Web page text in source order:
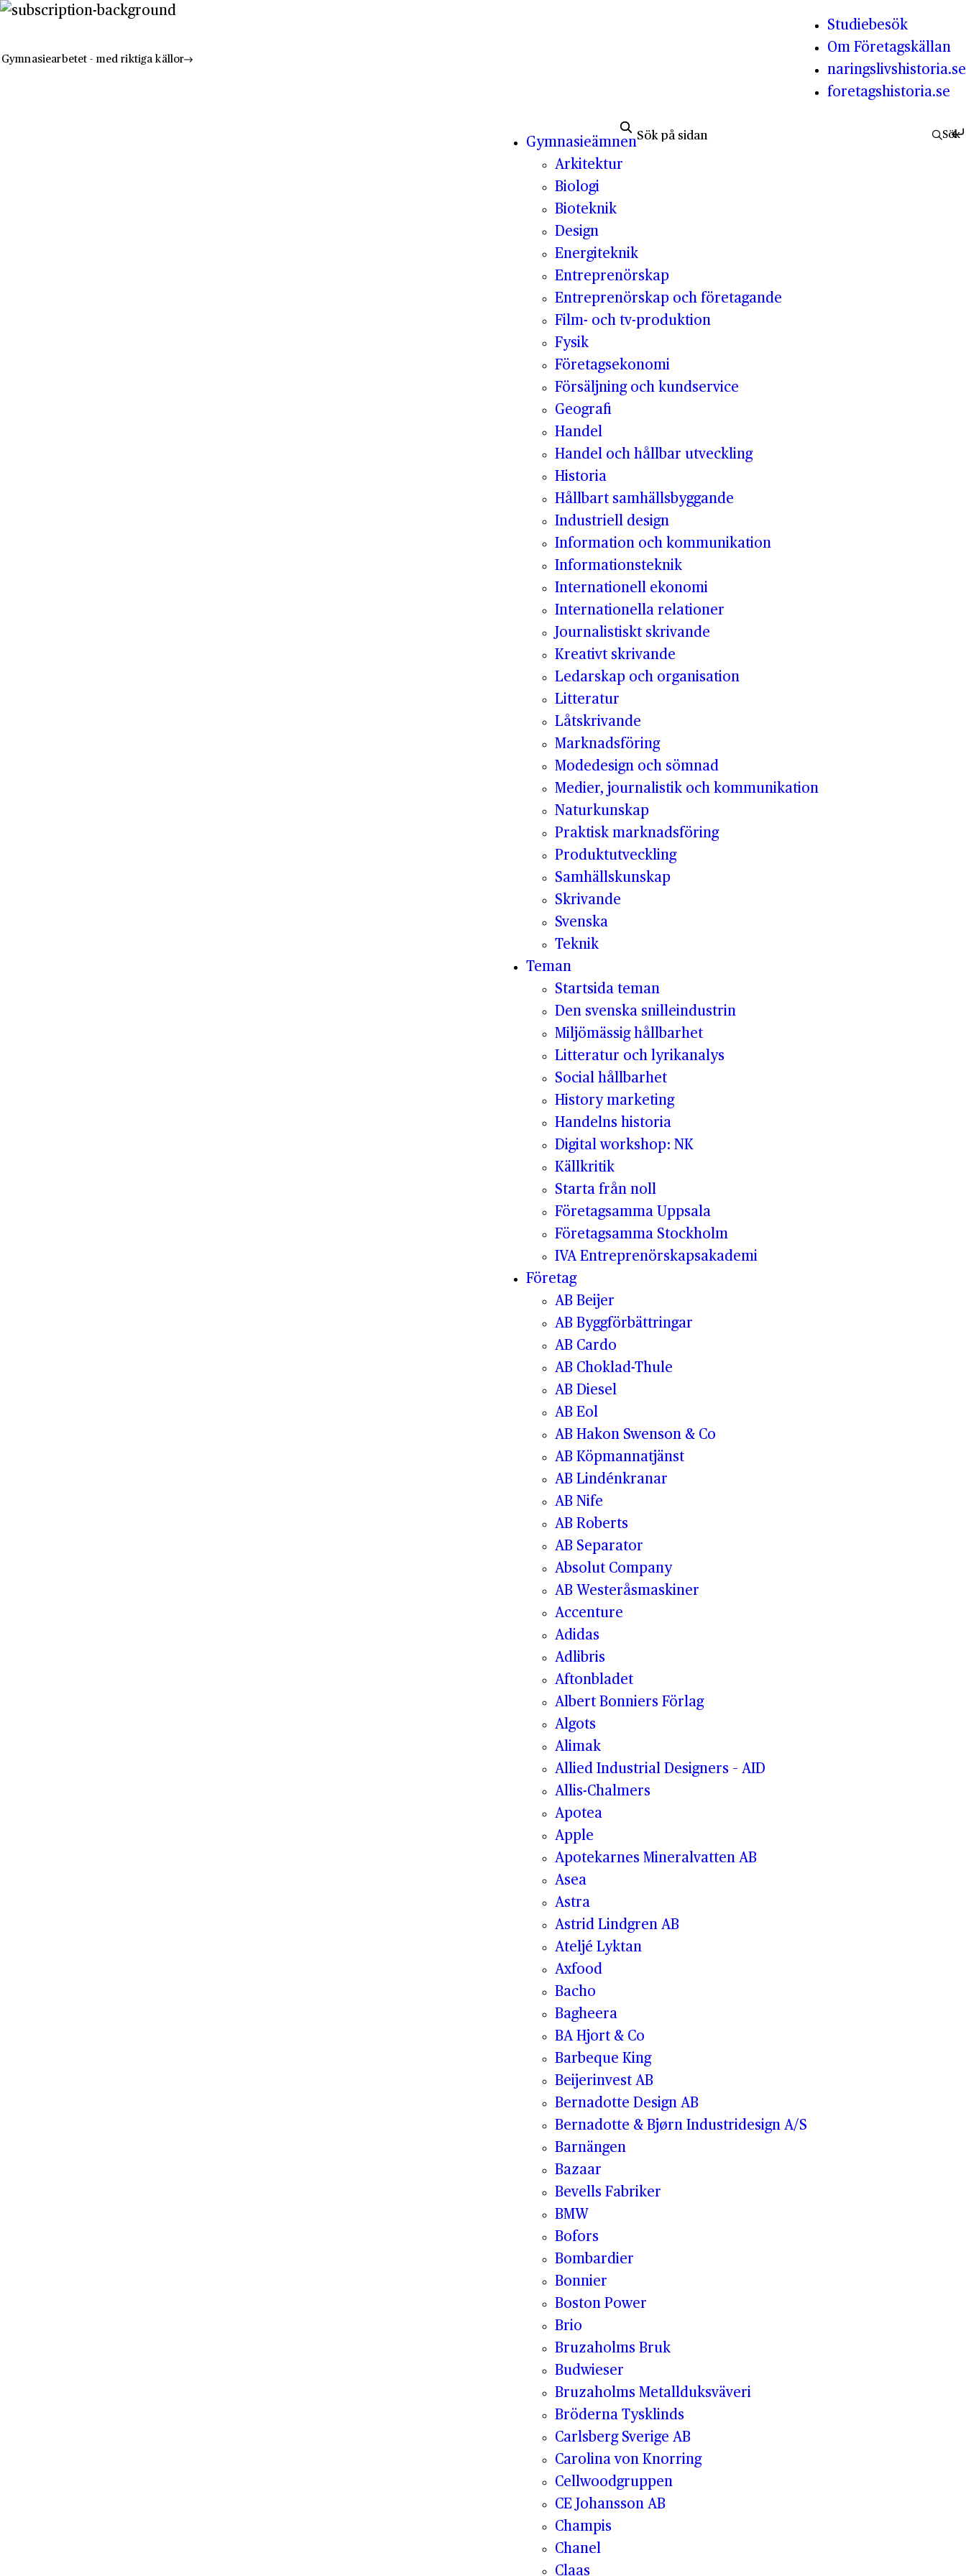
Gymnasiearbetet - med riktiga källor
Studiebesök
Om Företagskällan
naringslivshistoria.se
foretagshistoria.se
Gymnasieämnen
Arkitektur
Biologi
Bioteknik
Design
Energiteknik
Entreprenörskap
Entreprenörskap och företagande
Film- och tv-produktion
Fysik
Företagsekonomi
Försäljning och kundservice
Geografi
Handel
Handel och hållbar utveckling
Historia
Hållbart samhällsbyggande
Industriell design
Information och kommunikation
Informationsteknik
Internationell ekonomi
Internationella relationer
Journalistiskt skrivande
Kreativt skrivande
Ledarskap och organisation
Litteratur
Låtskrivande
Marknadsföring
Modedesign och sömnad
Medier, journalistik och kommunikation
Naturkunskap
Praktisk marknadsföring
Produktutveckling
Samhällskunskap
Skrivande
Svenska
Teknik
Teman
Startsida teman
Den svenska snilleindustrin
Miljömässig hållbarhet
Litteratur och lyrikanalys
Social hållbarhet
History marketing
Handelns historia
Digital workshop: NK
Källkritik
Starta från noll
Företagsamma Uppsala
Företagsamma Stockholm
IVA Entreprenörskapsakademi
Företag
AB Beijer
AB Byggförbättringar
AB Cardo
AB Choklad-Thule
AB Diesel
AB Eol
AB Hakon Swenson & Co
AB Köpmannatjänst
AB Lindénkranar
AB Nife
AB Roberts
AB Separator
Absolut Company
AB Westeråsmaskiner
Accenture
Adidas
Adlibris
Aftonbladet
Albert Bonniers Förlag
Algots
Alimak
Allied Industrial Designers – AID
Allis-Chalmers
Apotea
Apple
Apotekarnes Mineralvatten AB
Asea
Astra
Astrid Lindgren AB
Ateljé Lyktan
Axfood
Bacho
Bagheera
BA Hjort & Co
Barbeque King
Beijerinvest AB
Bernadotte Design AB
Bernadotte & Bjørn Industridesign A/S
Barnängen
Bazaar
Bevells Fabriker
BMW
Bofors
Bombardier
Bonnier
Boston Power
Brio
Bruzaholms Bruk
Budwieser
Bruzaholms Metallduksväveri
Bröderna Tysklinds
Carlsberg Sverige AB
Carolina von Knorring
Cellwoodgruppen
CE Johansson AB
Champis
Chanel
Claas
Sök efter: Sök